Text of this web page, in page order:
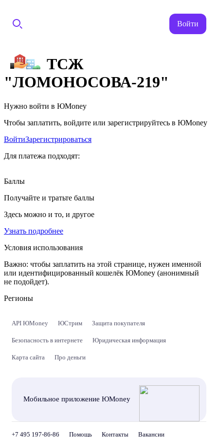
Войти
ТСЖ
"ЛОМОНОСОВА-219"
Нужно войти в ЮMoney
Чтобы заплатить, войдите или зарегистрируйтесь в ЮMoney
ВойтиЗарегистрироваться
Для платежа подходят:
Баллы
Получайте и тратьте баллы
Здесь можно и то, и другое
Узнать подробнее
Условия использования
Важно: чтобы заплатить на этой странице, нужен именной
или идентифицированный кошелёк ЮMoney (анонимный
не подойдет).
Регионы
API ЮMoney ЮСтрим Защита покупателя
Безопасность в интернете Юридическая информация
Карта сайта Про деньги
Мобильное приложение ЮMoney
+7 495 197-86-86 Помощь Контакты Вакансии